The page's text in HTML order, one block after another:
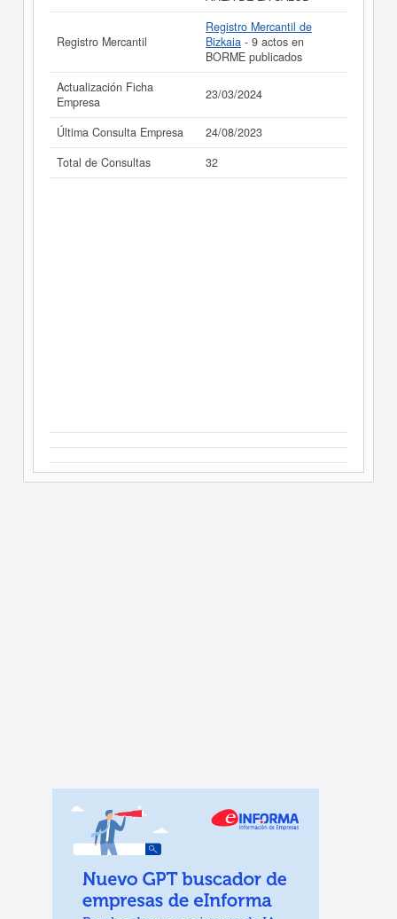
Registro Mercantil
Registro Mercantil de
Bizkaia - 9 actos en
BORME publicados
Actualización Ficha
Empresa
23/03/2024
Última Consulta Empresa
24/08/2023
Total de Consultas
32